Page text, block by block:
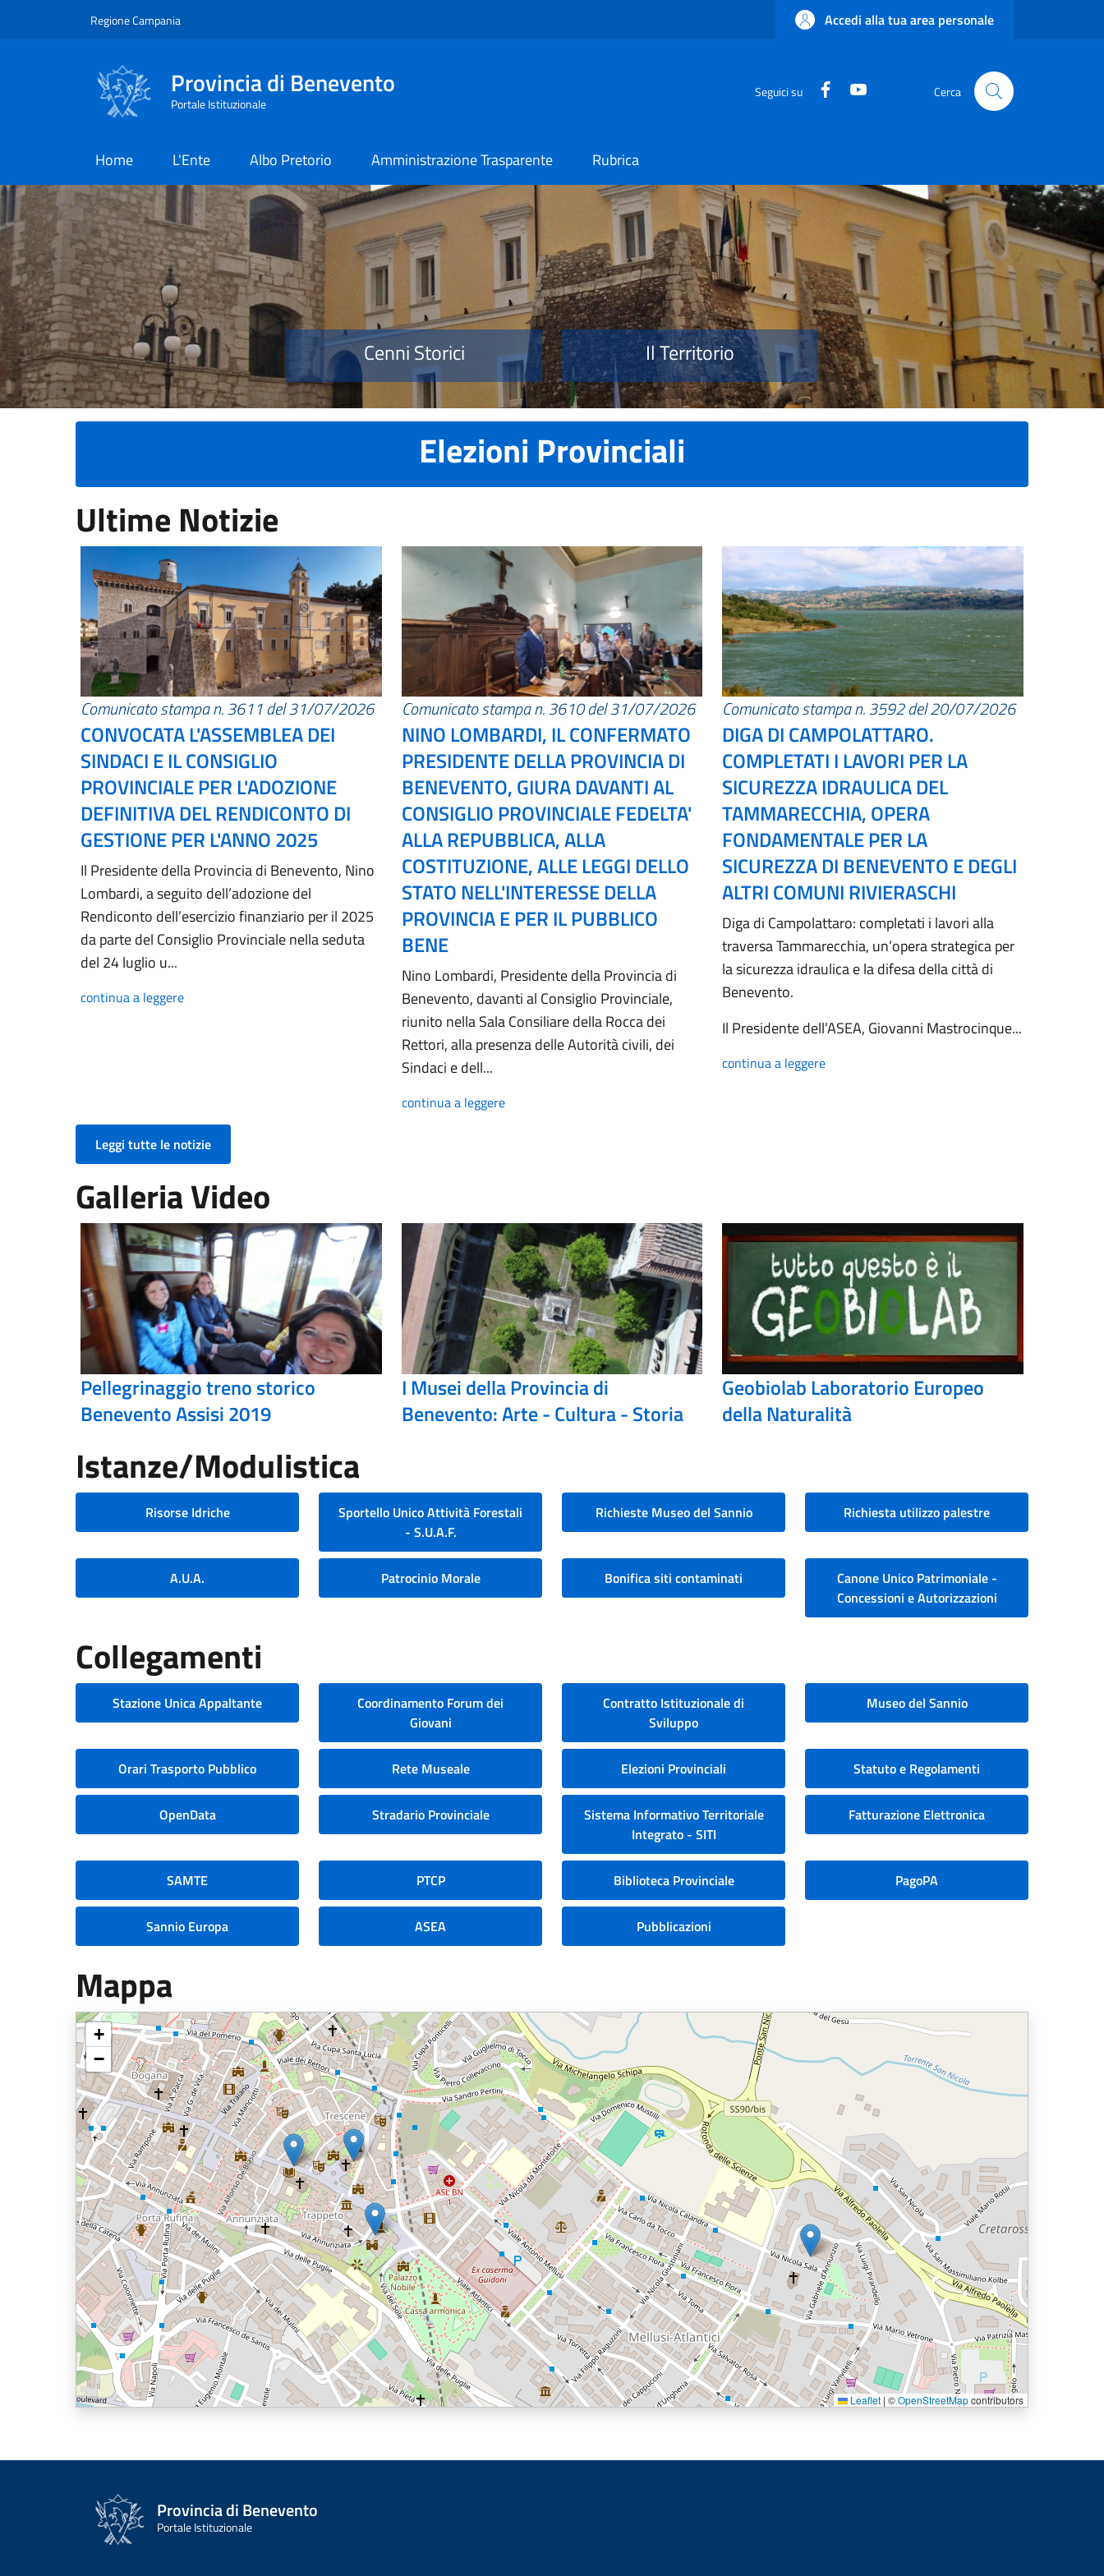
Regione Campania Accedi alla tua area personale
Provincia di Benevento
Portale Istituzionale
Seguici su Facebook Cerca
Home L'Ente Albo Pretorio Amministrazione Trasparente Rubrica
Provincia di Benevento
Cenni Storici Il Territorio
Elezioni Provinciali
Ultime Notizie
Comunicato stampa n. 3611 del 31/07/2026
CONVOCATA L'ASSEMBLEA DEI
SINDACI E IL CONSIGLIO
PROVINCIALE PER L'ADOZIONE
DEFINITIVA DEL RENDICONTO DI
GESTIONE PER L'ANNO 2025
Il Presidente della Provincia di Benevento, Nino
Lombardi, a seguito dell’adozione del
Rendiconto dell’esercizio finanziario per il 2025
da parte del Consiglio Provinciale nella seduta
del 24 luglio u...
continua a leggere
Comunicato stampa n. 3610 del 31/07/2026
NINO LOMBARDI, IL CONFERMATO
PRESIDENTE DELLA PROVINCIA DI
BENEVENTO, GIURA DAVANTI AL
CONSIGLIO PROVINCIALE FEDELTA'
ALLA REPUBBLICA, ALLA
COSTITUZIONE, ALLE LEGGI DELLO
STATO NELL'INTERESSE DELLA
PROVINCIA E PER IL PUBBLICO
BENE
Nino Lombardi, Presidente della Provincia di
Benevento, davanti al Consiglio Provinciale,
riunito nella Sala Consiliare della Rocca dei
Rettori, alla presenza delle Autorità civili, dei
Sindaci e dell...
continua a leggere
Comunicato stampa n. 3592 del 20/07/2026
DIGA DI CAMPOLATTARO.
COMPLETATI I LAVORI PER LA
SICUREZZA IDRAULICA DEL
TAMMARECCHIA, OPERA
FONDAMENTALE PER LA
SICUREZZA DI BENEVENTO E DEGLI
ALTRI COMUNI RIVIERASCHI
Diga di Campolattaro: completati i lavori alla
traversa Tammarecchia, un’opera strategica per
la sicurezza idraulica e la difesa della città di
Benevento.
Il Presidente dell’ASEA, Giovanni Mastrocinque...
continua a leggere
Leggi tutte le notizie
Galleria Video
Pellegrinaggio treno storico
Benevento Assisi 2019
I Musei della Provincia di
Benevento: Arte - Cultura - Storia
Geobiolab Laboratorio Europeo
della Naturalità
Istanze/Modulistica
Risorse Idriche
Sportello Unico Attività Forestali
- S.U.A.F.
Richieste Museo del Sannio Richiesta utilizzo palestre
A.U.A. Patrocinio Morale Bonifica siti contaminati
Canone Unico Patrimoniale -
Concessioni e Autorizzazioni
Collegamenti
Stazione Unica Appaltante
Coordinamento Forum dei
Giovani
Contratto Istituzionale di
Sviluppo
Museo del Sannio
Orari Trasporto Pubblico Rete Museale Elezioni Provinciali Statuto e Regolamenti
OpenData Stradario Provinciale
Sistema Informativo Territoriale
Integrato - SITI
Fatturazione Elettronica
SAMTE PTCP Biblioteca Provinciale PagoPA
Sannio Europa ASEA Pubblicazioni
Mappa
+
−
Leaflet | ©OpenStreetMapcontributors
Provincia di Benevento
Portale Istituzionale